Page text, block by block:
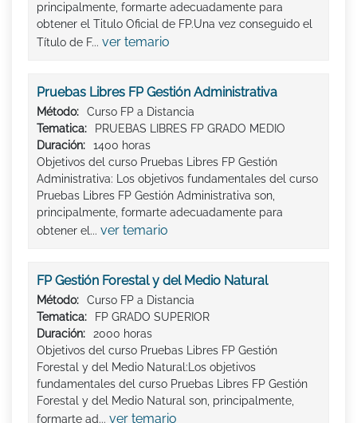
principalmente, formarte adecuadamente para
obtener el Titulo Oficial de FP.Una vez conseguido el
Título de F... ver temario
Pruebas Libres FP Gestión Administrativa
Método:
Curso FP a Distancia
Tematica:
PRUEBAS LIBRES FP GRADO MEDIO
Duración:
1400 horas
Objetivos del curso Pruebas Libres FP Gestión
Administrativa: Los objetivos fundamentales del curso
Pruebas Libres FP Gestión Administrativa son,
principalmente, formarte adecuadamente para
obtener el... ver temario
FP Gestión Forestal y del Medio Natural
Método:
Curso FP a Distancia
Tematica:
FP GRADO SUPERIOR
Duración:
2000 horas
Objetivos del curso Pruebas Libres FP Gestión
Forestal y del Medio Natural:Los objetivos
fundamentales del curso Pruebas Libres FP Gestión
Forestal y del Medio Natural son, principalmente,
formarte ad... ver temario